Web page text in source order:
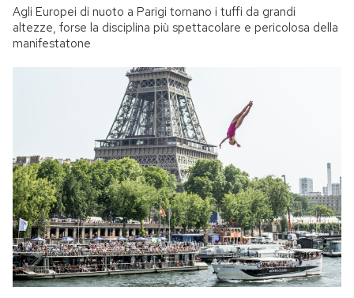
Agli Europei di nuoto a Parigi tornano i tuffi da grandi
altezze, forse la disciplina più spettacolare e pericolosa della
manifestatone